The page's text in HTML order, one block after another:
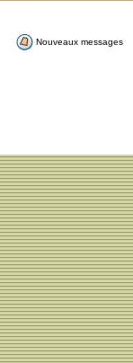
Nouveaux messages